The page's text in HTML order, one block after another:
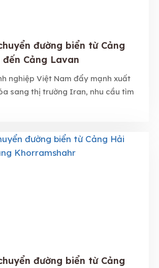
đường biển từ Cảng
đến Cảng Lavan
nghiệp Việt Nam đẩy mạnh xuất
sang thị trường Iran, nhu cầu tìm
đường biển từ Cảng